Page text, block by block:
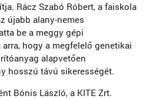
Rácz Szabó Róbert, a faiskola
újabb alany-nemes
be a meggy gépi
hogy a megfelelő genetikai
alapvetően
hosszú távú sikerességét.
Bónis László, a KITE Zrt.